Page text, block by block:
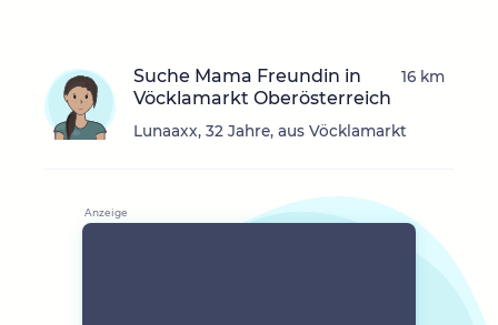
Suche Mama Freundin in
Vöcklamarkt Oberösterreich
Lunaaxx, 32 Jahre, aus Vöcklamarkt
16 km